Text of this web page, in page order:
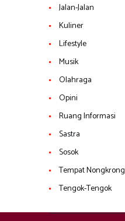
Jalan-Jalan
Kuliner
Lifestyle
Musik
Olahraga
Opini
Ruang Informasi
Sastra
Sosok
Tempat Nongkrong
Tengok-Tengok